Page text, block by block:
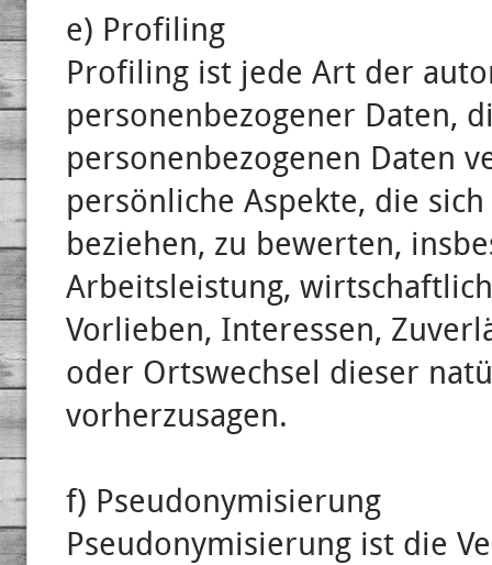
e) Profiling
Profiling ist jede Art der
personenbezogener Daten,
personenbezogenen Daten
persönliche Aspekte, die
beziehen, zu bewerten,
Arbeitsleistung,
Vorlieben, Interessen,
oder Ortswechsel dieser
vorherzusagen.
f) Pseudonymisierung
Pseudonymisierung ist die